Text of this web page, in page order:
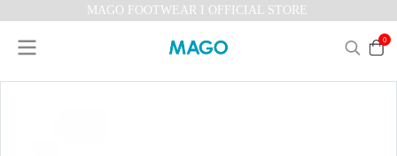
MAGO FOOTWEAR I OFFICIAL STORE
0